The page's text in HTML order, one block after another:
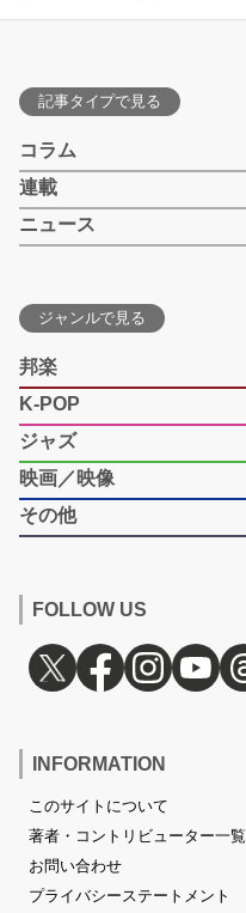
記事タイプで見る
コラム
連載
ニュース
ジャンルで見る
邦楽
K-POP
ジャズ
映画／映像
その他
FOLLOW US
INFORMATION
このサイトについて
著者・コントリビューター一覧
お問い合わせ
プライバシーステートメント